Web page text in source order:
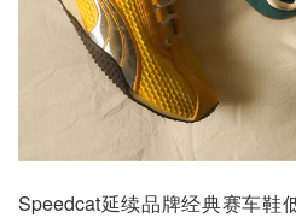
Speedcat延续品牌经典赛车鞋